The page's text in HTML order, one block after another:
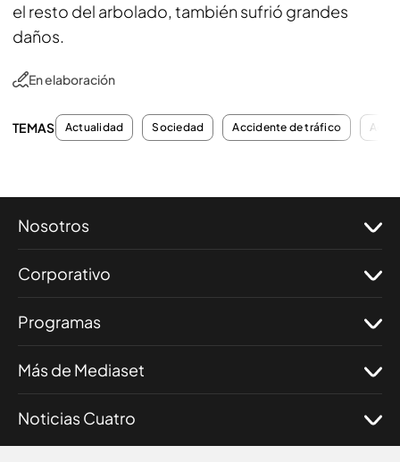
el resto del arbolado, también sufrió grandes
daños.
En elaboración
TEMAS Actualidad Sociedad Accidente de tráfico
Nosotros
Corporativo
Programas
Más de Mediaset
Noticias Cuatro